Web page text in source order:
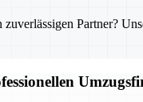
Partner?